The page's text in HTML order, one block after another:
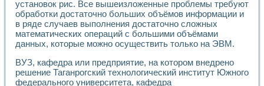
Аппаратно-программный комплекс для исследования
Автоматизированный дистанционный лабораторный
Исследование возможности реставрации одномерных
Использование технологий NATIONAL INSTRUMENTS в
Разработка модификаций алгоритма полигармонической
Учебный стенд для исследования принципа действия
Виртуальная система поддержки принимаемых решений в
Преемственность дисциплин «Моделирование систем» и
установок рис. Все вышеизложенные проблемы требуют
обработки достаточно больших объёмов информации и
в ряде случаев выполнения достаточно сложных
математических операций с большими объёмами
данных, которые можно осуществить только на ЭВМ.
ВУЗ, кафедра или предприятие, на котором внедрено
решение Таганрогский технологический институт Южного
федерального университета, кафедра